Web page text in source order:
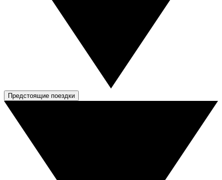
Предстоящие поездки